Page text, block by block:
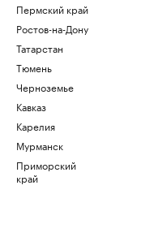
Пермский край
Ростов-на-Дону
Татарстан
Тюмень
Черноземье
Кавказ
Карелия
Мурманск
Приморский
край